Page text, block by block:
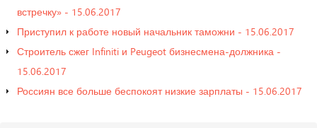
встречку» - 15.06.2017
Приступил к работе новый начальник таможни - 15.06.2017
Строитель сжег Infiniti и Peugeot бизнесмена-должника -
15.06.2017
Россиян все больше беспокоят низкие зарплаты - 15.06.2017